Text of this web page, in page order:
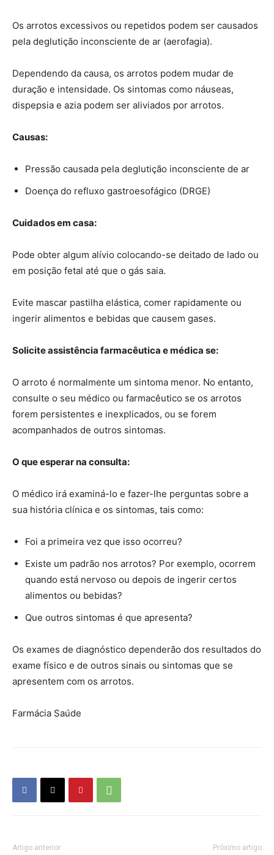
Os arrotos excessivos ou repetidos podem ser causados ​​
pela deglutição inconsciente de ar (aerofagia).
Dependendo da causa, os arrotos podem mudar de
duração e intensidade. Os sintomas como náuseas,
dispepsia e azia podem ser aliviados por arrotos.
Causas:
Pressão causada pela deglutição inconsciente de ar
Doença do refluxo gastroesofágico (DRGE)
Cuidados em casa:
Pode obter algum alívio colocando-se deitado de lado ou
em posição fetal até que o gás saia.
Evite mascar pastilha elástica, comer rapidamente ou
ingerir alimentos e bebidas que causem gases.
Solicite assistência farmacêutica e médica se:
O arroto é normalmente um sintoma menor. No entanto,
consulte o seu médico ou farmacêutico se os arrotos
forem persistentes e inexplicados, ou se forem
acompanhados de outros sintomas.
O que esperar na consulta:
O médico irá examiná-lo e fazer-lhe perguntas sobre a
sua história clínica e os sintomas, tais como:
Foi a primeira vez que isso ocorreu?
Existe um padrão nos arrotos? Por exemplo, ocorrem
quando está nervoso ou depois de ingerir certos
alimentos ou bebidas?
Que outros sintomas é que apresenta?
Os exames de diagnóstico dependerão dos resultados do
exame físico e de outros sinais ou sintomas que se
apresentem com os arrotos.
Farmácia Saúde
Artigo anterior Próximo artigo